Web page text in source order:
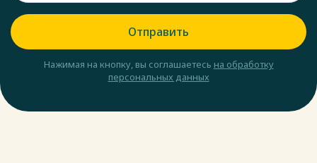
Отправить
Нажимая на кнопку, вы соглашаетесь на обработку
персональных данных